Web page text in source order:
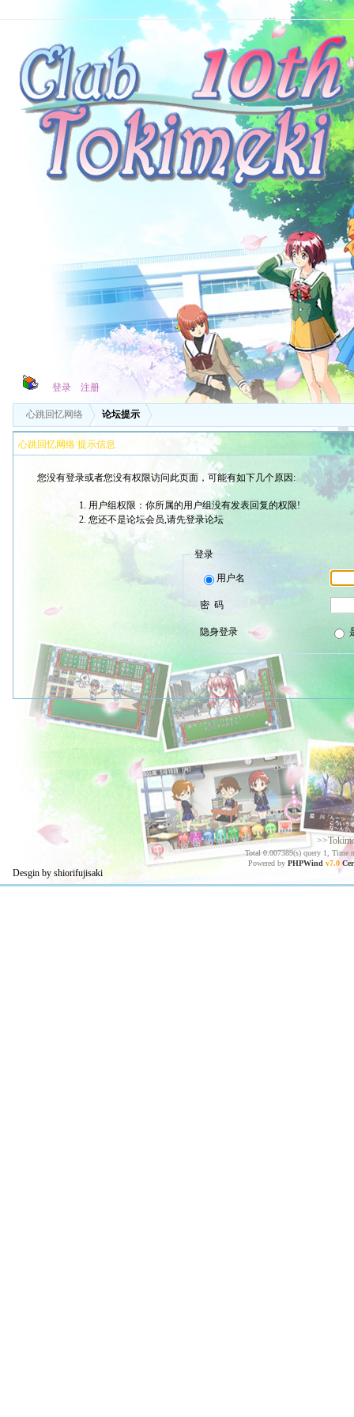
登录 注册
心跳回忆网络 论坛提示
心跳回忆网络 提示信息
您没有登录或者您没有权限访问此页面，可能有如下几个原因:
用户组权限：你所属的用户组没有发表回复的权限!
您还不是论坛会员,请先登录论坛
登录
用户名
密 码
隐身登录
Total 0.007389(s) query 1, Time
Powered by PHPWind v7.0
Desgin by shiorifujisaki